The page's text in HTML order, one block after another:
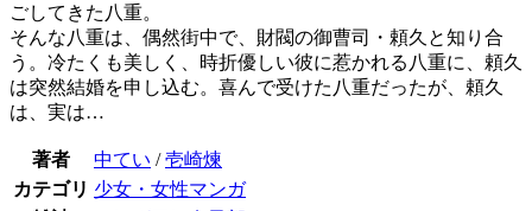
ごしてきた八重。
そんな八重は、偶然街中で、財閥の御曹司・頼久と知り合
う。冷たくも美しく、時折優しい彼に惹かれる八重に、頼久
は突然結婚を申し込む。喜んで受けた八重だったが、頼久
は、実は…
著者 中てい /壱崎煉
カテゴリ 少女・女性マンガ